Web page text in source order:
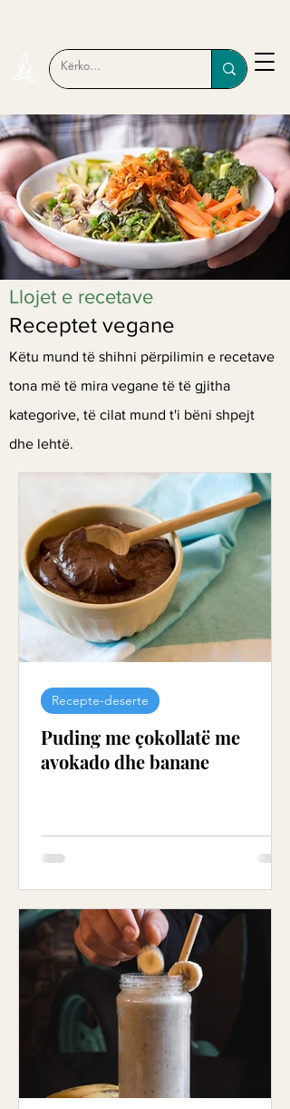
Llojet e recetave
Receptet vegane
Këtu mund të shihni përpilimin e recetave
tona më të mira vegane të të gjitha
kategorive, të cilat mund t'i bëni shpejt
dhe lehtë.
Puding me çokollatë me
avokado dhe banane
Recepte-deserte